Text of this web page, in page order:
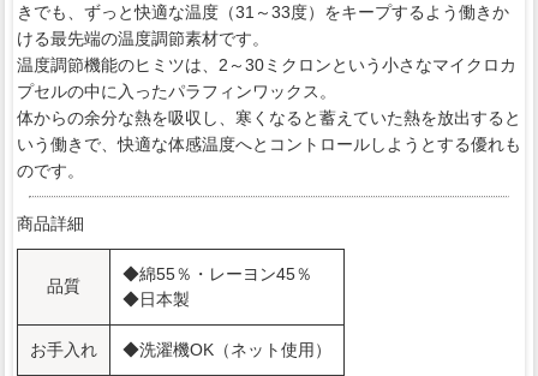
きでも、ずっと快適な温度（31～33度）をキープするよう働きか
ける最先端の温度調節素材です。
温度調節機能のヒミツは、2～30ミクロンという小さなマイクロカ
プセルの中に入ったパラフィンワックス。
体からの余分な熱を吸収し、寒くなると蓄えていた熱を放出すると
いう働きで、快適な体感温度へとコントロールしようとする優れも
のです。
商品詳細
品質
◆綿55％・レーヨン45％
◆日本製
お手入れ ◆洗濯機OK（ネット使用）